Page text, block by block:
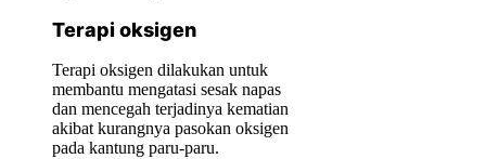
Terapi oksigen
Terapi oksigen dilakukan untuk
membantu mengatasi sesak napas
dan mencegah terjadinya kematian
akibat kurangnya pasokan oksigen
pada kantung paru-paru.